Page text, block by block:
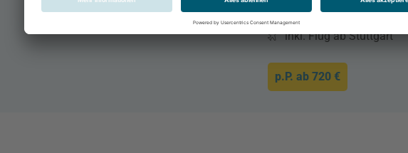
28.10.2026 - 04.11.2026
inkl. Flug ab Stuttgart
p.P. ab 720 €